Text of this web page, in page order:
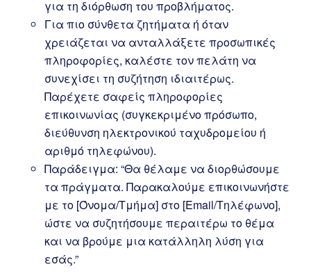
για τη διόρθωση του προβλήματος.
Για πιο σύνθετα ζητήματα ή όταν
χρειάζεται να ανταλλάξετε προσωπικές
πληροφορίες, καλέστε τον πελάτη να
συνεχίσει τη συζήτηση ιδιαιτέρως.
Παρέχετε σαφείς πληροφορίες
επικοινωνίας (συγκεκριμένο πρόσωπο,
διεύθυνση ηλεκτρονικού ταχυδρομείου ή
αριθμό τηλεφώνου).
Παράδειγμα: “Θα θέλαμε να διορθώσουμε
τα πράγματα. Παρακαλούμε επικοινωνήστε
με το [Όνομα/Τμήμα] στο [Email/Τηλέφωνο],
ώστε να συζητήσουμε περαιτέρω το θέμα
και να βρούμε μια κατάλληλη λύση για
εσάς.”